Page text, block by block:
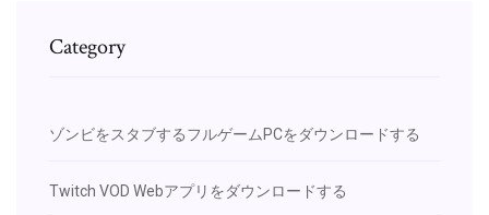
Category
ゾンビをスタブするフルゲームPCをダウンロードする
Twitch VOD Webアプリをダウンロードする